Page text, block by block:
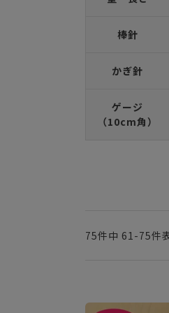
棒針
かぎ針
ゲージ
（10cm角）
75件中 61 -75件